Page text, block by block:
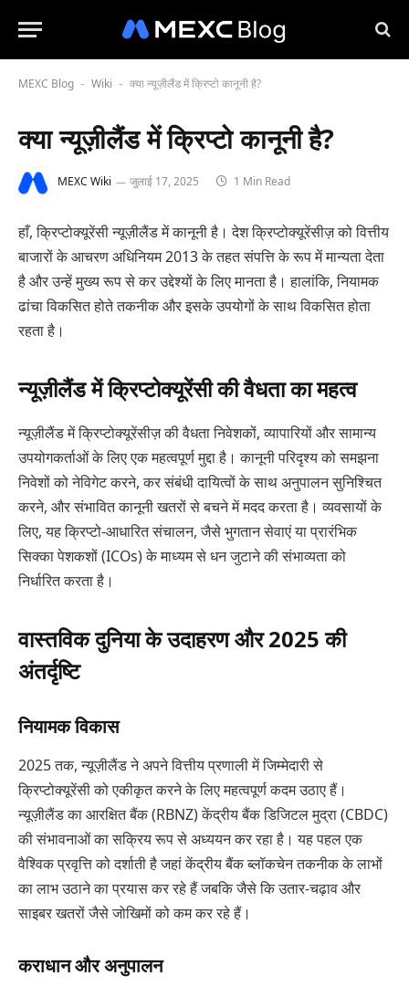
MEXC Blog - Wiki - क्या न्यूज़ीलैंड में क्रिप्टो कानूनी है?
क्या न्यूज़ीलैंड में क्रिप्टो कानूनी है?
MEXC Wiki जुलाई 17, 2025 1 Min Read
हाँ, क्रिप्टोक्यूरेंसी न्यूज़ीलैंड में कानूनी है। देश क्रिप्टोक्यूरेंसीज़ को वित्तीय
बाजारों के आचरण अधिनियम 2013 के तहत संपत्ति के रूप में मान्यता देता
है और उन्हें मुख्य रूप से कर उद्देश्यों के लिए मानता है। हालांकि, नियामक
ढांचा विकसित होते तकनीक और इसके उपयोगों के साथ विकसित होता
रहता है।
न्यूज़ीलैंड में क्रिप्टोक्यूरेंसी की वैधता का महत्व
न्यूज़ीलैंड में क्रिप्टोक्यूरेंसीज़ की वैधता निवेशकों, व्यापारियों और सामान्य
उपयोगकर्ताओं के लिए एक महत्वपूर्ण मुद्दा है। कानूनी परिदृश्य को समझना
निवेशों को नेविगेट करने, कर संबंधी दायित्वों के साथ अनुपालन सुनिश्चित
करने, और संभावित कानूनी खतरों से बचने में मदद करता है। व्यवसायों के
लिए, यह क्रिप्टो-आधारित संचालन, जैसे भुगतान सेवाएं या प्रारंभिक
सिक्का पेशकशों (ICOs) के माध्यम से धन जुटाने की संभाव्यता को
निर्धारित करता है।
वास्तविक दुनिया के उदाहरण और 2025 की
अंतर्दृष्टि
नियामक विकास
2025 तक, न्यूज़ीलैंड ने अपने वित्तीय प्रणाली में जिम्मेदारी से
क्रिप्टोक्यूरेंसी को एकीकृत करने के लिए महत्वपूर्ण कदम उठाए हैं।
न्यूज़ीलैंड का आरक्षित बैंक (RBNZ) केंद्रीय बैंक डिजिटल मुद्रा (CBDC)
की संभावनाओं का सक्रिय रूप से अध्ययन कर रहा है। यह पहल एक
वैश्विक प्रवृत्ति को दर्शाती है जहां केंद्रीय बैंक ब्लॉकचेन तकनीक के लाभों
का लाभ उठाने का प्रयास कर रहे हैं जबकि जैसे कि उतार-चढ़ाव और
साइबर खतरों जैसे जोखिमों को कम कर रहे हैं।
कराधान और अनुपालन